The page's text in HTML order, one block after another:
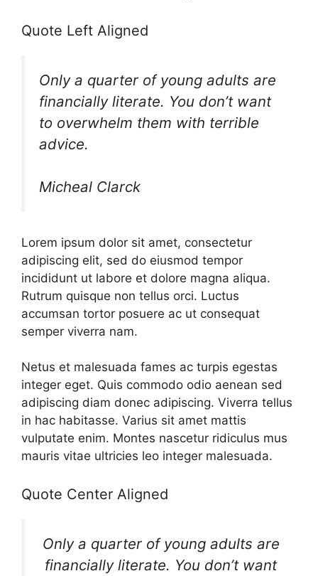
Quote Left Aligned
Only a quarter of young adults are
financially literate. You don’t want
to overwhelm them with terrible
advice.
Micheal Clarck
Lorem ipsum dolor sit amet, consectetur
adipiscing elit, sed do eiusmod tempor
incididunt ut labore et dolore magna aliqua.
Rutrum quisque non tellus orci. Luctus
accumsan tortor posuere ac ut consequat
semper viverra nam.
Netus et malesuada fames ac turpis egestas
integer eget. Quis commodo odio aenean sed
adipiscing diam donec adipiscing. Viverra tellus
in hac habitasse. Varius sit amet mattis
vulputate enim. Montes nascetur ridiculus mus
mauris vitae ultricies leo integer malesuada.
Quote Center Aligned
Only a quarter of young adults are
financially literate. You don’t want